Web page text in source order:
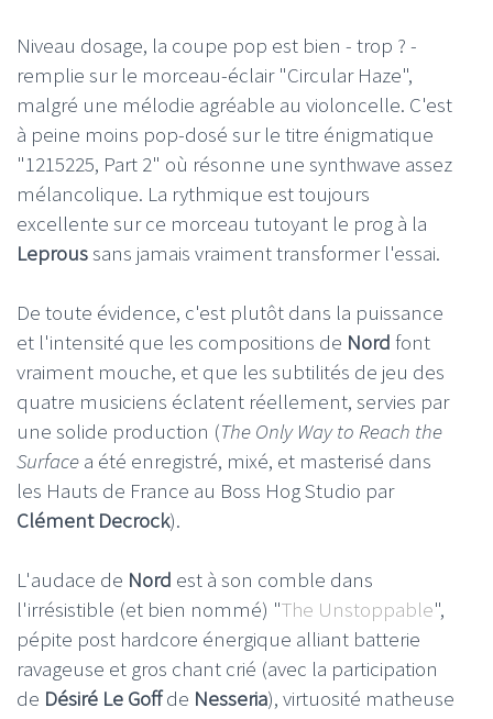
Niveau dosage, la coupe pop est bien - trop ? -
remplie sur le morceau-éclair "Circular Haze",
malgré une mélodie agréable au violoncelle. C'est
à peine moins pop-dosé sur le titre énigmatique
"1215225, Part 2" où résonne une synthwave assez
mélancolique. La rythmique est toujours
excellente sur ce morceau tutoyant le prog à la
Leproussans jamais vraiment transformer l'essai.
De toute évidence, c'est plutôt dans la puissance
et l'intensité que les compositions de Nord font
vraiment mouche, et que les subtilités de jeu des
quatre musiciens éclatent réellement, servies par
une solide production (The Only Way to Reach the
Surface a été enregistré, mixé, et masterisé dans
les Hauts de France au Boss Hog Studio par
Clément Decrock).
L'audace de Nord est à son comble dans
l'irrésistible (et bien nommé) "The Unstoppable",
pépite post hardcore énergique alliant batterie
ravageuse et gros chant crié (avec la participation
de Désiré Le Goffde Nesseria), virtuosité matheuse